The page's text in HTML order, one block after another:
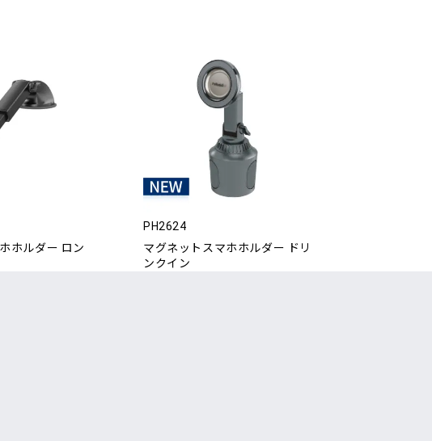
ホルダー ロン
PH2624
マグネットスマホホルダー ドリ
ンクイン